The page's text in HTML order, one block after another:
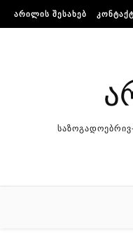
Skip to content
ᲐᲠᲘᲚᲘᲡ ᲨᲔᲡᲐᲮᲔᲑ